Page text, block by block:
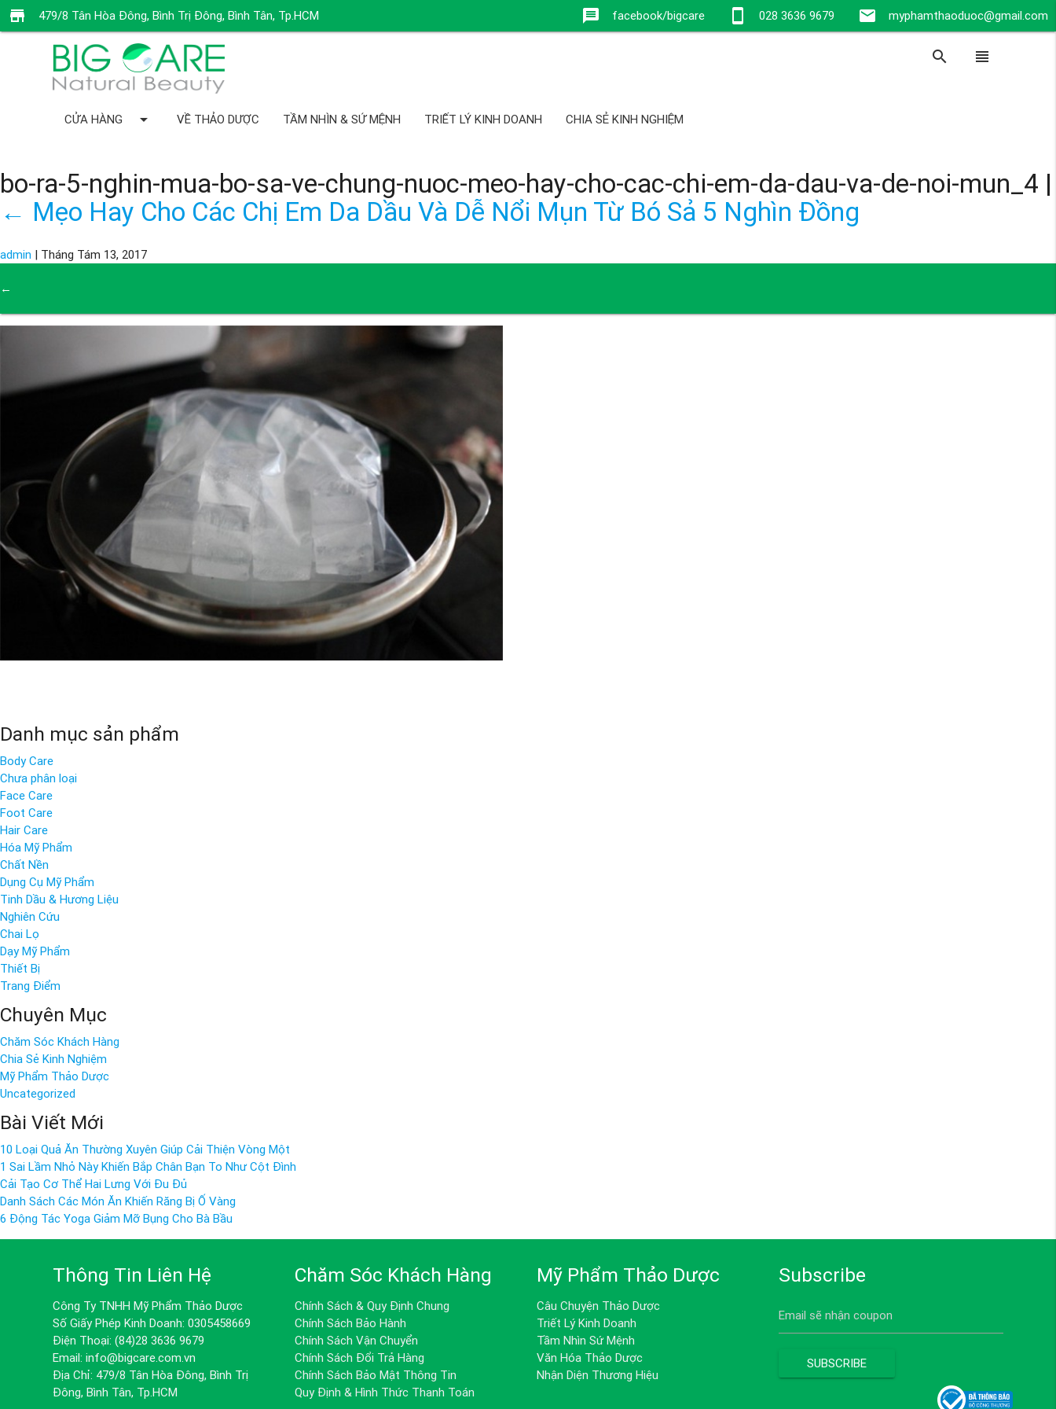
store 479/8 Tân Hòa Đông, Bình Trị Đông, Bình Tân, Tp.HCM email myphamthaoduoc@gmail.com
stay_current_portrait 028 3636 9679
message facebook/bigcare
search view_headline
CỬA HÀNG arrow_drop_down VỀ THẢO DƯỢC TẦM NHÌN & SỨ MỆNH TRIẾT LÝ KINH DOANH CHIA SẺ KINH NGHIỆM
bo-ra-5-nghin-mua-bo-sa-ve-chung-nuoc-meo-hay-cho-cac-chi-em-da-dau-va-de-noi-mun_4 |
← Mẹo Hay Cho Các Chị Em Da Dầu Và Dễ Nổi Mụn Từ Bó Sả 5 Nghìn Đồng
admin | Tháng Tám 13, 2017
←
Danh mục sản phẩm
Body Care
Chưa phân loại
Face Care
Foot Care
Hair Care
Hóa Mỹ Phẩm
Chất Nền
Dụng Cụ Mỹ Phẩm
Tinh Dầu & Hương Liệu
Nghiên Cứu
Chai Lọ
Dạy Mỹ Phẩm
Thiết Bị
Trang Điểm
Chuyên Mục
Chăm Sóc Khách Hàng
Chia Sẻ Kinh Nghiệm
Mỹ Phẩm Thảo Dược
Uncategorized
Bài Viết Mới
10 Loại Quả Ăn Thường Xuyên Giúp Cải Thiện Vòng Một
1 Sai Lầm Nhỏ Này Khiến Bắp Chân Bạn To Như Cột Đình
Cải Tạo Cơ Thể Hai Lưng Với Đu Đủ
Danh Sách Các Món Ăn Khiến Răng Bị Ố Vàng
6 Động Tác Yoga Giảm Mỡ Bụng Cho Bà Bầu
Thông Tin Liên Hệ
Công Ty TNHH Mỹ Phẩm Thảo Dược
Số Giấy Phép Kinh Doanh: 0305458669
Điện Thoại: (84)28 3636 9679
Email: info@bigcare.com.vn
Địa Chỉ: 479/8 Tân Hòa Đông, Bình Trị
Đông, Bình Tân, Tp.HCM
Chăm Sóc Khách Hàng
Chính Sách & Quy Định Chung
Chính Sách Bảo Hành
Chính Sách Vận Chuyển
Chính Sách Đổi Trả Hàng
Chính Sách Bảo Mật Thông Tin
Quy Định & Hình Thức Thanh Toán
Mỹ Phẩm Thảo Dược
Câu Chuyện Thảo Dược
Triết Lý Kinh Doanh
Tầm Nhìn Sứ Mệnh
Văn Hóa Thảo Dược
Nhận Diện Thương Hiệu
Subscribe